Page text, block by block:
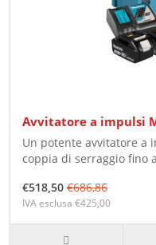
Avvitatore a impulsi
Un potente avvitatore a
coppia di serraggio fino
€518,50 €686,86
IVA esclusa €425,00